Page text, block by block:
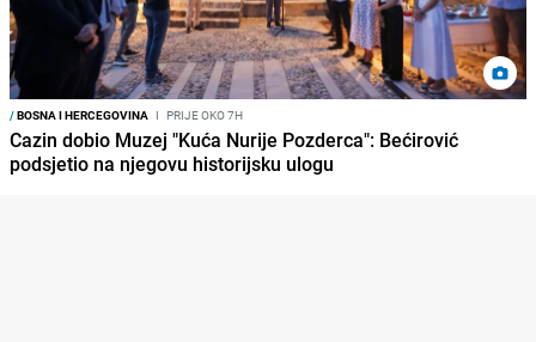
/BOSNA I HERCEGOVINA I PRIJE OKO 7H
Cazin dobio Muzej "Kuća Nurije Pozderca": Bećirović
podsjetio na njegovu historijsku ulogu